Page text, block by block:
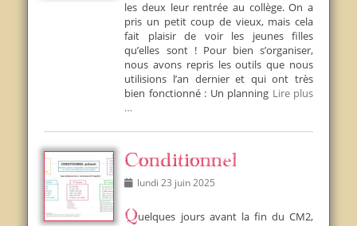
les deux leur rentrée au collège. On a
pris un petit coup de vieux, mais cela
fait plaisir de voir les jeunes filles
qu’elles sont ! Pour bien s’organiser,
nous avons repris les outils que nous
utilisions l’an dernier et qui ont très
bien fonctionné : Un planning Lire plus
…
Conditionnel
Postedlundi 23 juin 2025
Quelques jours avant la fin du CM2,